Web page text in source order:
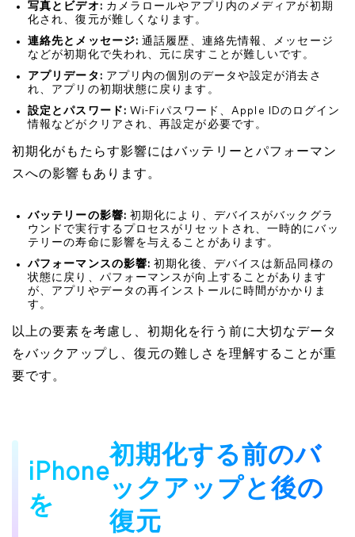
写真とビデオ: カメラロールやアプリ内のメディアが初期
化され、復元が難しくなります。
連絡先とメッセージ: 通話履歴、連絡先情報、メッセージ
などが初期化で失われ、元に戻すことが難しいです。
アプリデータ: アプリ内の個別のデータや設定が消去さ
れ、アプリの初期状態に戻ります。
設定とパスワード: Wi-Fiパスワード、Apple IDのログイン
情報などがクリアされ、再設定が必要です。
初期化がもたらす影響にはバッテリーとパフォーマン
スへの影響もあります。
バッテリーの影響: 初期化により、デバイスがバックグラ
ウンドで実行するプロセスがリセットされ、一時的にバッ
テリーの寿命に影響を与えることがあります。
パフォーマンスの影響: 初期化後、デバイスは新品同様の
状態に戻り、パフォーマンスが向上することがあります
が、アプリやデータの再インストールに時間がかかりま
す。
以上の要素を考慮し、初期化を行う前に大切なデータ
をバックアップし、復元の難しさを理解することが重
要です。
iPhone
を
初期化する前のバ
ックアップと後の
復元